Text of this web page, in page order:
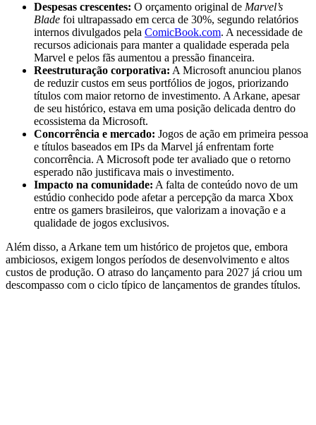
Despesas crescentes: O orçamento original de Marvel’s
Blade foi ultrapassado em cerca de 30%, segundo relatórios
internos divulgados pela ComicBook.com. A necessidade de
recursos adicionais para manter a qualidade esperada pela
Marvel e pelos fãs aumentou a pressão financeira.
Reestruturação corporativa: A Microsoft anunciou planos
de reduzir custos em seus portfólios de jogos, priorizando
títulos com maior retorno de investimento. A Arkane, apesar
de seu histórico, estava em uma posição delicada dentro do
ecossistema da Microsoft.
Concorrência e mercado: Jogos de ação em primeira pessoa
e títulos baseados em IPs da Marvel já enfrentam forte
concorrência. A Microsoft pode ter avaliado que o retorno
esperado não justificava mais o investimento.
Impacto na comunidade: A falta de conteúdo novo de um
estúdio conhecido pode afetar a percepção da marca Xbox
entre os gamers brasileiros, que valorizam a inovação e a
qualidade de jogos exclusivos.
Além disso, a Arkane tem um histórico de projetos que, embora
ambiciosos, exigem longos períodos de desenvolvimento e altos
custos de produção. O atraso do lançamento para 2027 já criou um
descompasso com o ciclo típico de lançamentos de grandes títulos.